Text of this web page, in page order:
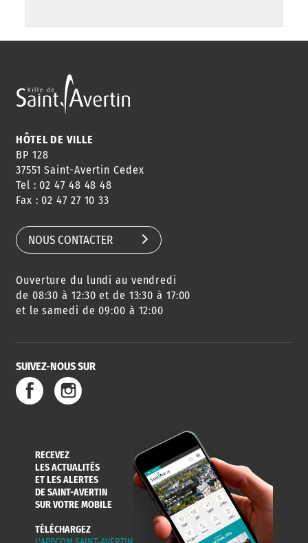
HÔTEL DE VILLE
BP 128
37551 Saint-Avertin Cedex
Tel : 02 47 48 48 48
Fax : 02 47 27 10 33
NOUS CONTACTER
Ouverture du lundi au vendredi
de 08:30 à 12:30 et de 13:30 à 17:00
et le samedi de 09:00 à 12:00
SUIVEZ-NOUS SUR
RECEVEZ
LES ACTUALITÉS
ET LES ALERTES
DE SAINT-AVERTIN
SUR VOTRE MOBILE
TÉLÉCHARGEZ